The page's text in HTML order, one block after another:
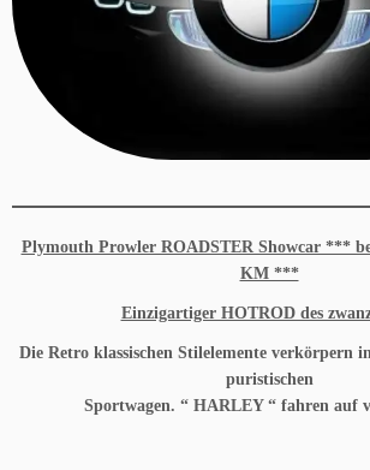
Plymouth Prowler ROADSTER Showcar ***
KM ***
Einzigartiger HOTROD des
Die Retro klassischen Stilelemente verkörpern
puristischen
Sportwagen. “ HARLEY “ fahren auf